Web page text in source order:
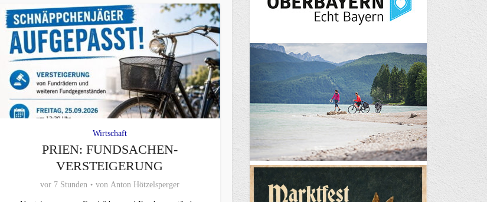
Wirtschaft
PRIEN: FUNDSACHEN-
VERSTEIGERUNG
vor 7 Stunden von Anton Hötzelsperger